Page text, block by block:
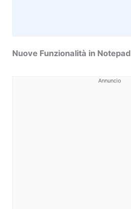
Nuove Funzionalità in Notepad
Annuncio